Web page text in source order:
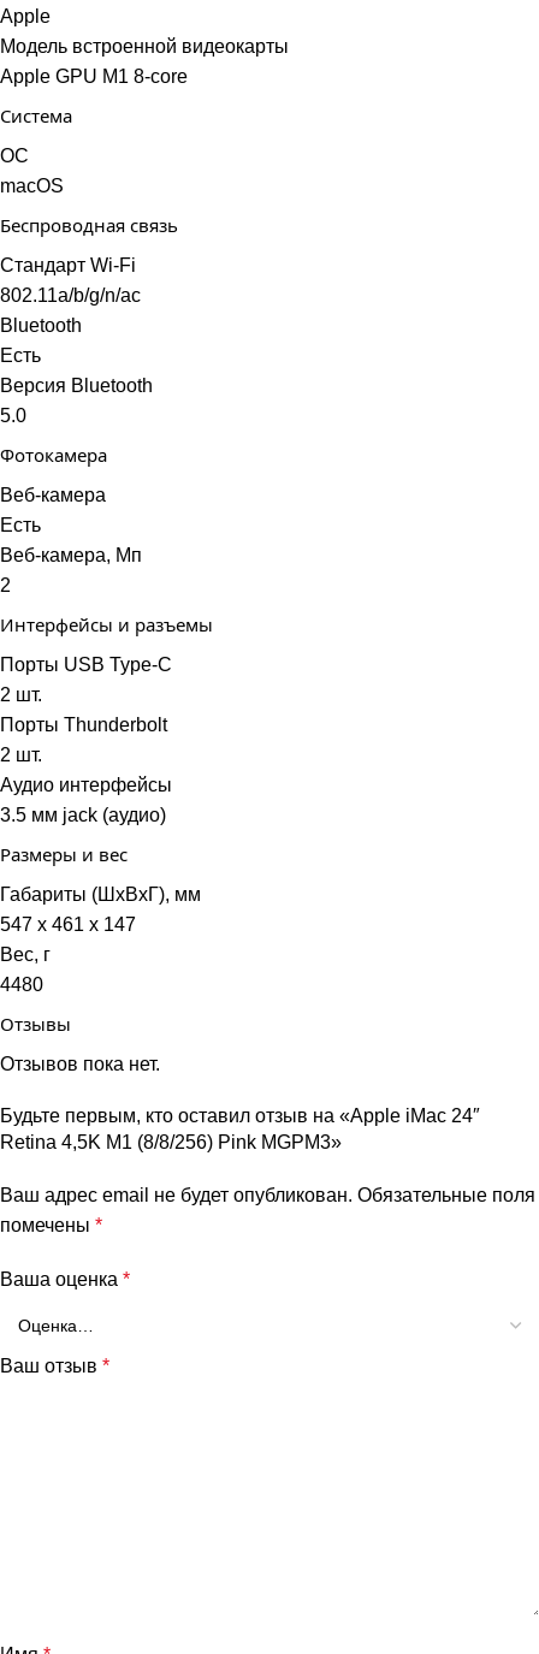
Apple
Модель встроенной видеокарты
Apple GPU M1 8-core
Система
ОС
macOS
Беспроводная связь
Стандарт Wi-Fi
802.11a/b/g/n/ac
Bluetooth
Есть
Версия Bluetooth
5.0
Фотокамера
Веб-камера
Есть
Веб-камера, Мп
2
Интерфейсы и разъемы
Порты USB Type-C
2 шт.
Порты Thunderbolt
2 шт.
Аудио интерфейсы
3.5 мм jack (аудио)
Размеры и вес
Габариты (ШxВxГ), мм
547 х 461 х 147
Вес, г
4480
Отзывы
Отзывов пока нет.
Будьте первым, кто оставил отзыв на «Apple iMac 24″
Retina 4,5K M1 (8/8/256) Pink MGPM3»
Ваш адрес email не будет опубликован. Обязательные поля
помечены *
Ваша оценка *
Ваш отзыв *